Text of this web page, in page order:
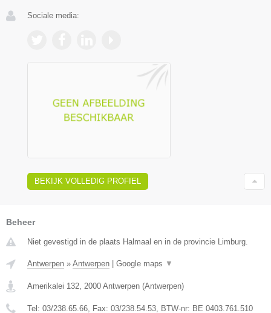
Sociale media:
BEKIJK VOLLEDIG PROFIEL
Beheer
Niet gevestigd in de plaats Halmaal en in de provincie Limburg.
Antwerpen » Antwerpen | Google maps ▼
Amerikalei 132 2000 Antwerpen (Antwerpen)
Tel: 03/238.65.66 , Fax: 03/238.54.53 , BTW-nr: BE 0403.761.510